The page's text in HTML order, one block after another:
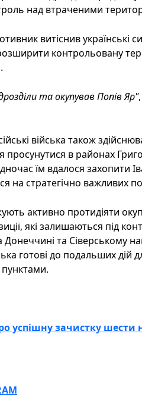
над втраченими
витіснив українські
контрольовану
та окупував Попів Яр"
війська також
в районах
їм вдалося захопити
на стратегічно важливих
активно протидіяти
які залишаються під
та Сіверському
готові до подальших дій
успішну зачистку шести